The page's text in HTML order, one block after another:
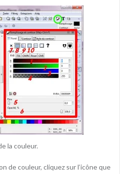
la couleur.
de couleur, cliquez sur l’icône que